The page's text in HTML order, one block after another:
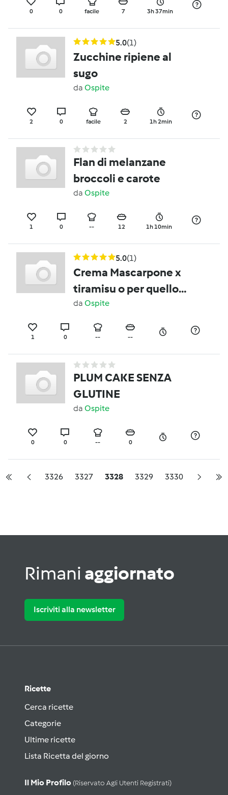
0 0 facile 7 3h 37min
5.0(1)
Zucchine ripiene al
sugo
da Ospite
2 0 facile 2 1h 2min
Flan di melanzane
broccoli e carote
da Ospite
1 0 -- 12 1h 10min
5.0(1)
Crema Mascarpone x
tiramisu o per quello
che vuoi tu
da Ospite
1 0 -- --
PLUM CAKE SENZA
GLUTINE
da Ospite
0 0 -- 0
3326 3327 3328 3329 3330
Rimani aggiornato
Iscriviti alla newsletter
Ricette
Cerca ricette
Categorie
Ultime ricette
Lista Ricetta del giorno
Il Mio Profilo (riservato Agli Utenti Registrati)